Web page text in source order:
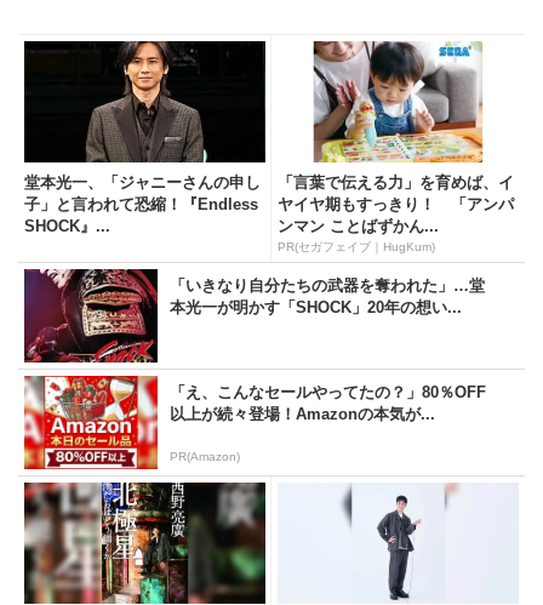
堂本光一、「ジャニーさんの申し
子」と言われて恐縮！『Endless
SHOCK』...
「言葉で伝える力」を育めば、イ
ヤイヤ期もすっきり！ 「アンパ
ンマン ことばずかん...
PR(セガフェイブ｜HugKum)
「いきなり自分たちの武器を奪われた」…堂
本光一が明かす「SHOCK」20年の想い...
「え、こんなセールやってたの？」80％OFF
以上が続々登場！Amazonの本気が...
PR(Amazon)